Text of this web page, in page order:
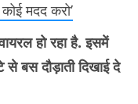
मदद करो’
हो रहा है. इसमें
बस दौड़ाती दिखाई दे